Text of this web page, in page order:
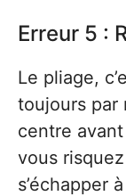
Erreur 5 :
Le pliage,
toujours par
centre
vous
s’échapper